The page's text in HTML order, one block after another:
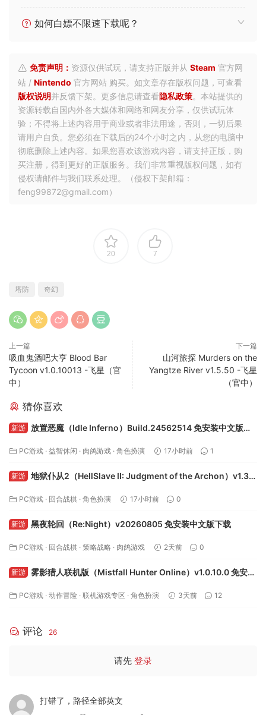
如何白嫖不限速下载呢？
免责声明： 资源仅供试玩，请支持正版并从 Steam 官方网
站 / Nintendo 官方网站 购买。如文章存在版权问题，可查看
版权说明并反馈下架。更多信息请查看隐私政策。本站提供的
资源转载自国内外各大媒体和网络和网友分享，仅供试玩体
验；不得将上述内容用于商业或者非法用途，否则，一切后果
请用户自负。您必须在下载后的24个小时之内，从您的电脑中
彻底删除上述内容。如果您喜欢该游戏内容，请支持正版，购
买注册，得到更好的正版服务。我们非常重视版权问题，如有
侵权请邮件与我们联系处理。（侵权下架邮箱：
feng99872@gmail.com）
20 7
塔防 奇幻
上一篇
吸血鬼酒吧大亨 Blood Bar
Tycoon v1.0.10013 -飞星（官
中）
下一篇
山河旅探 Murders on the
Yangtze River v1.5.50 -飞星
（官中）
猜你喜欢
新游 放置恶魔（Idle Inferno）Build.24562514 免安装中文版下
PC游戏 · 益智休闲 · 肉鸽游戏 · 角色扮演 17小时前 1
新游 地狱仆从2（HellSlave II: Judgment of the Archon）v1.3.0
PC游戏 · 回合战棋 · 角色扮演 17小时前 0
新游 黑夜轮回（Re:Night）v20260805 免安装中文版下载
PC游戏 · 回合战棋 · 策略战略 · 肉鸽游戏 2天前 0
新游 雾影猎人联机版（Mistfall Hunter Online）v1.0.10.0 免安装
PC游戏 · 动作冒险 · 联机游戏专区 · 角色扮演 3天前 12
评论 26
请先 登录
打错了，路径全部英文